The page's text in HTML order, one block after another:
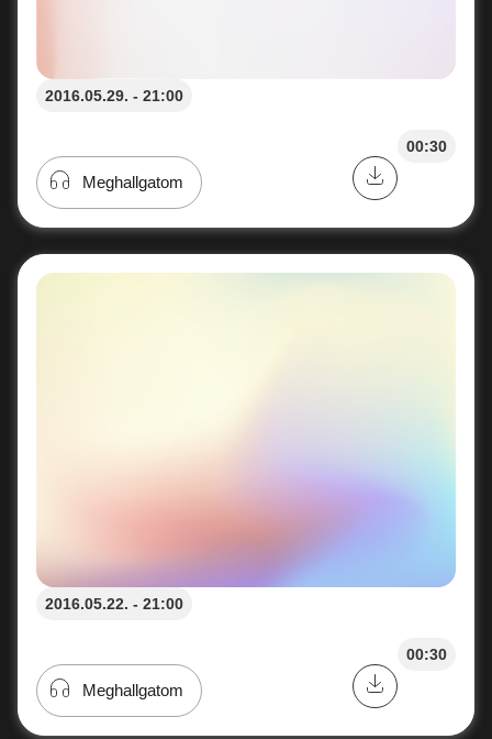
2016.05.29. - 21:00
00:30
Meghallgatom
2016.05.22. - 21:00
00:30
Meghallgatom